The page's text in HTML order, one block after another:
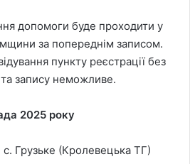
допомоги буде проходити у
за попереднім записом.
пункту реєстрації без
запису неможливе.
2025 року
Грузьке (Кролевецька ТГ)